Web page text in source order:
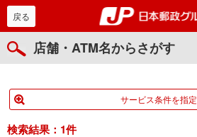
戻る
店舗・ATM名からさがす
サービス条件を指定
検索結果： 1件